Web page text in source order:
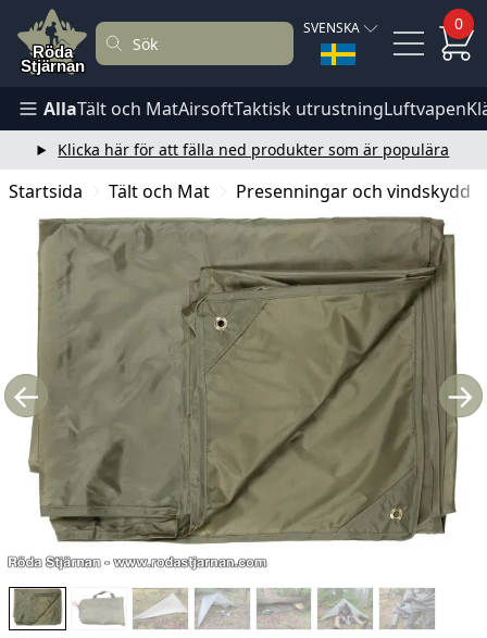
SVENSKA 0
AllaTält och MatAirsoftTaktisk utrustningLuftvapen
Klicka här för att fälla ned produkter som är populära
Startsida Tält och Mat Presenningar och vindskydd
← →